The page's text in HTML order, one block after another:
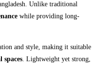
Unlike traditional
while providing long-
and style, making it suitable
spaces. Lightweight yet strong,